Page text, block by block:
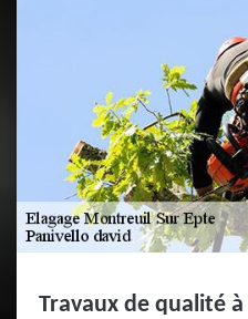
Travaux de qualité